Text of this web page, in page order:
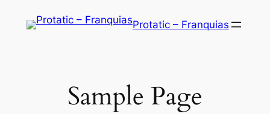
Protatic – Franquias
Sample Page